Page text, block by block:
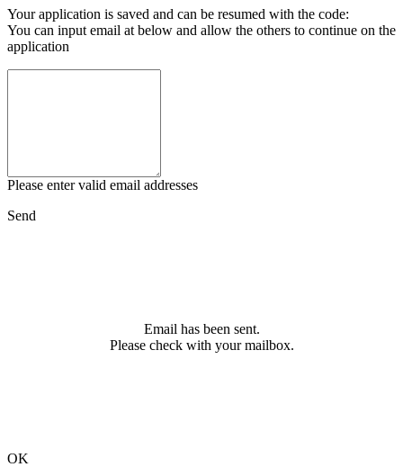
Your application is saved and can be resumed with the code:
You can input email at below and allow the others to continue on the
application
Please enter valid email addresses
Send
Email has been sent.
Please check with your mailbox.
OK